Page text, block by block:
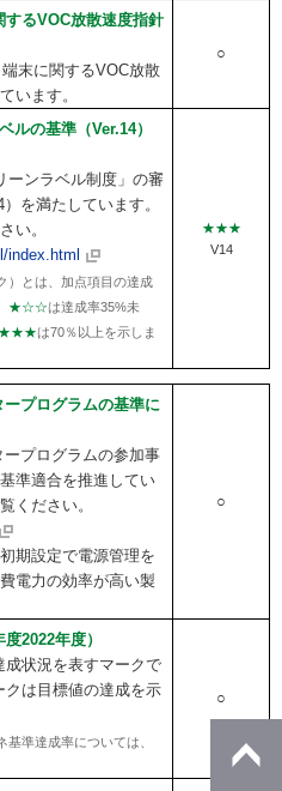
するVOC放散速度指針
末に関するVOC放散
います。
○
ルの基準（Ver.14）
ーンラベル制度」の審
を満たしています。
い。
index.html
）とは、加点項目の達成
★☆☆は達成率35%未
★★★は70％以上を示しま
★★★
V14
ープログラムの基準に
ープログラムの参加事
準適合を推進してい
ください。
期設定で電源管理を
電力の効率が高い製
○
2022年度）
成状況を表すマークで
クは目標値の達成を示
準達成率については、
○